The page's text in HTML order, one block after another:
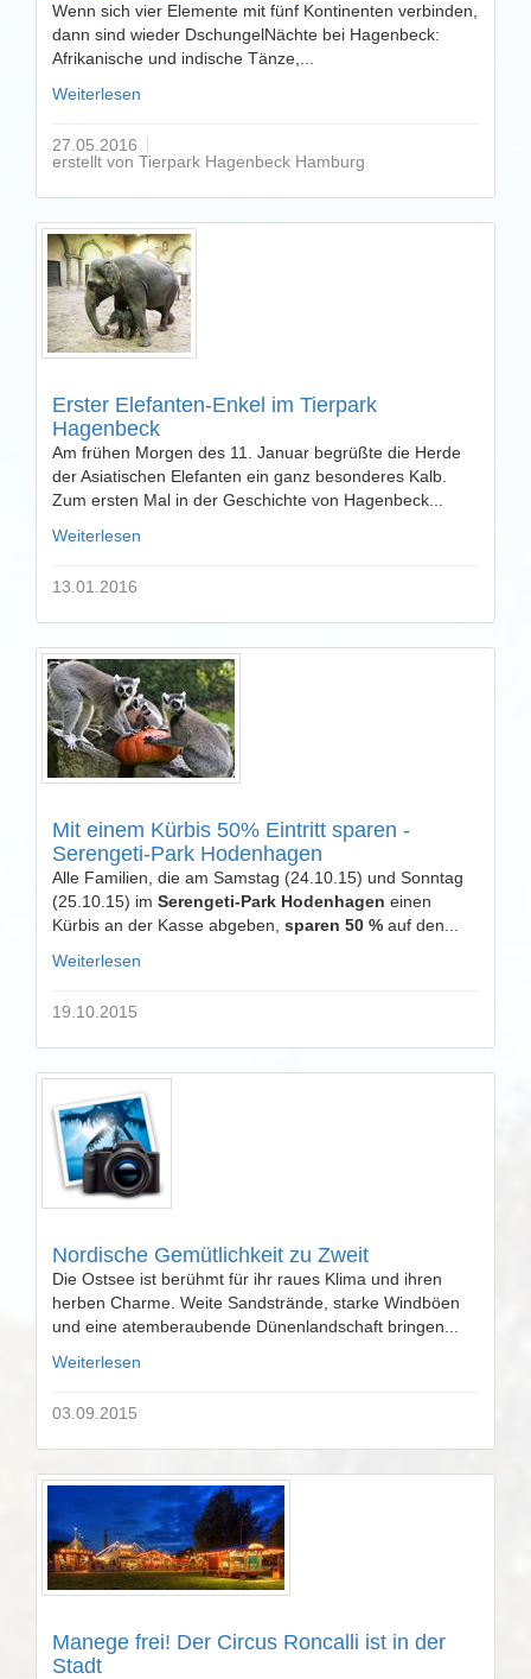
Wenn sich vier Elemente mit fünf Kontinenten verbinden,
dann sind wieder DschungelNächte bei Hagenbeck:
Afrikanische und indische Tänze,...
Weiterlesen
27.05.2016
erstellt von Tierpark Hagenbeck Hamburg
Erster Elefanten-Enkel im Tierpark
Hagenbeck
Am frühen Morgen des 11. Januar begrüßte die Herde
der Asiatischen Elefanten ein ganz besonderes Kalb.
Zum ersten Mal in der Geschichte von Hagenbeck...
Weiterlesen
13.01.2016
Mit einem Kürbis 50% Eintritt sparen -
Serengeti-Park Hodenhagen
Alle Familien, die am Samstag (24.10.15) und Sonntag
(25.10.15) im Serengeti-Park Hodenhagen einen
Kürbis an der Kasse abgeben, sparen 50 % auf den...
Weiterlesen
19.10.2015
Nordische Gemütlichkeit zu Zweit
Die Ostsee ist berühmt für ihr raues Klima und ihren
herben Charme. Weite Sandstrände, starke Windböen
und eine atemberaubende Dünenlandschaft bringen...
Weiterlesen
03.09.2015
Manege frei! Der Circus Roncalli ist in der
Stadt